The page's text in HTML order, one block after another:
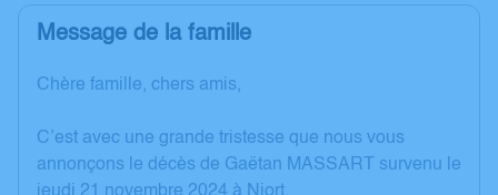
Message de la famille
Chère famille, chers amis,
C’est avec une grande tristesse que nous vous
annonçons le décès de Gaëtan MASSART survenu le